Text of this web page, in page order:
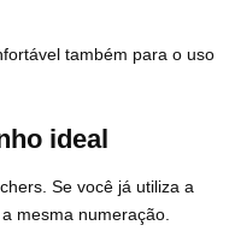
também para o uso
ideal
Se você já utiliza a
mesma numeração.